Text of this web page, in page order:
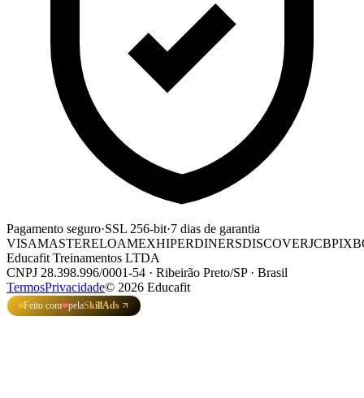
Pagamento seguro·SSL 256-bit·7 dias de garantia
VISAMASTERELOAMEXHIPERDINERSDISCOVERJCBPIX
Educafit Treinamentos LTDA
CNPJ 28.398.996/0001-54 · Ribeirão Preto/SP · Brasil
TermosPrivacidade© 2026 Educafit
Feito com❤pelaSkillAds